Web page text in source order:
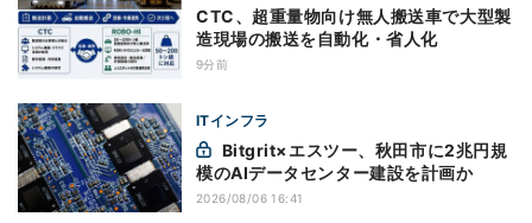
CTC、超重量物向け無人搬送車で大型製
造現場の搬送を自動化・省人化
9分前
ITインフラ
模のAIデータセンター建設を計画か
2026/08/06 16:41